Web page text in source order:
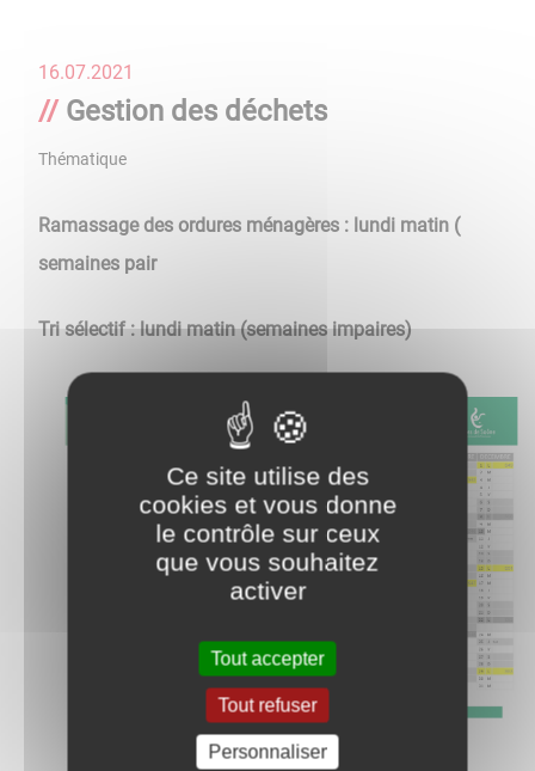
16.07.2021
Gestion des déchets
Thématique
Ramassage des ordures ménagères : lundi matin (
semaines pair
Tri sélectif : lundi matin (semaines impaires)
Ce site utilise des
cookies et vous donne
le contrôle sur ceux
que vous souhaitez
activer
Tout accepter
Tout refuser
Personnaliser